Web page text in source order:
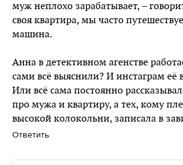
муж неплохо зарабатывает, –
своя квартира, мы часто
машина.
Анна в детективном агенстве
сами всё выяснили? И инстаграм её
Или всё сама постоянно
про мужа и квартиру, а тех, кому
высокой колокольни, записала в
Ответить